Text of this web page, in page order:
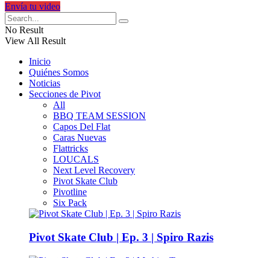
Envía tu video
No Result
View All Result
Inicio
Quiénes Somos
Noticias
Secciones de Pivot
All
BBQ TEAM SESSION
Capos Del Flat
Caras Nuevas
Flattricks
LOUCALS
Next Level Recovery
Pivot Skate Club
Pivotline
Six Pack
Pivot Skate Club | Ep. 3 | Spiro Razis